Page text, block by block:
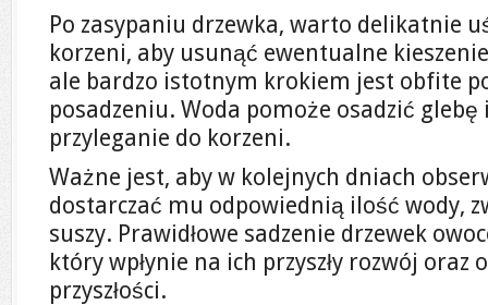
Po zasypaniu drzewka, warto delikatnie
korzeni, aby usunąć ewentualne
ale bardzo istotnym krokiem jest obfite
posadzeniu. Woda pomoże osadzić
przyleganie do korzeni.
Ważne jest, aby w kolejnych dniach
dostarczać mu odpowiednią ilość wody,
suszy. Prawidłowe sadzenie drzewek
który wpłynie na ich przyszły rozwój oraz
przyszłości.